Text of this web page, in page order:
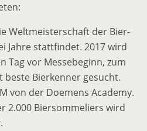
Weltmeisterschaft der Bier-
Jahre stattfindet. 2017 wird
Tag vor Messebeginn, zum
Bierkenner gesucht.
von der Doemens Academy.
2.000 Biersommeliers wird